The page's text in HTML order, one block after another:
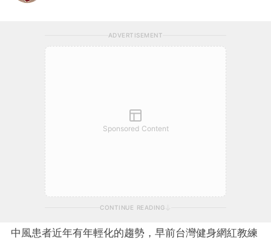
ADVERTISEMENT
Sponsored Content
CONTINUE READING
中風患者近年有年輕化的趨勢，早前台灣健身網紅教練